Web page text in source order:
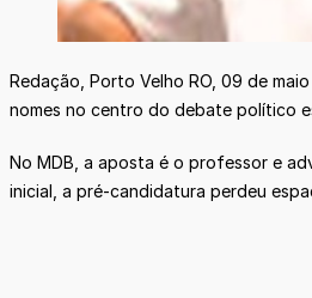
Redação, Porto Velho RO, 09 de
nomes no centro do debate político
No MDB, a aposta é o professor e
inicial, a pré-candidatura perdeu